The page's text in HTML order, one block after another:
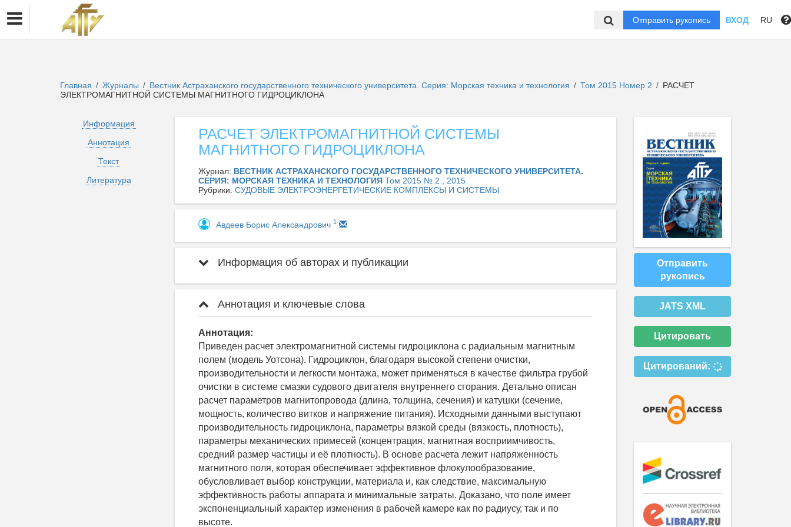
Отправить рукопись ВХОД RU
Главная / Журналы / Вестник Астраханского государственного технического университета. Серия: Морская техника и технология / Том 2015 Номер 2 / РАСЧЕТ
ЭЛЕКТРОМАГНИТНОЙ СИСТЕМЫ МАГНИТНОГО ГИДРОЦИКЛОНА
Информация
Аннотация
Текст
Литература
РАСЧЕТ ЭЛЕКТРОМАГНИТНОЙ СИСТЕМЫ
МАГНИТНОГО ГИДРОЦИКЛОНА
Журнал: ВЕСТНИК АСТРАХАНСКОГО ГОСУДАРСТВЕННОГО ТЕХНИЧЕСКОГО УНИВЕРСИТЕТА.
СЕРИЯ: МОРСКАЯ ТЕХНИКА И ТЕХНОЛОГИЯ Том 2015 № 2 , 2015
Рубрики: СУДОВЫЕ ЭЛЕКТРОЭНЕРГЕТИЧЕСКИЕ КОМПЛЕКСЫ И СИСТЕМЫ
Авдеев Борис Александрович 1
Информация об авторах и публикации
Аннотация и ключевые слова
Аннотация:
Приведен расчет электромагнитной системы гидроциклона с радиальным магнитным
полем (модель Уотсона). Гидроциклон, благодаря высокой степени очистки,
производительности и легкости монтажа, может применяться в качестве фильтра грубой
очистки в системе смазки судового двигателя внутреннего сгорания. Детально описан
расчет параметров магнитопровода (длина, толщина, сечения) и катушки (сечение,
мощность, количество витков и напряжение питания). Исходными данными выступают
производительность гидроциклона, параметры вязкой среды (вязкость, плотность),
параметры механических примесей (концентрация, магнитная восприимчивость,
средний размер частицы и её плотность). В основе расчета лежит напряженность
магнитного поля, которая обеспечивает эффективное флокулообразование,
обусловливает выбор конструкции, материала и, как следствие, максимальную
эффективность работы аппарата и минимальные затраты. Доказано, что поле имеет
экспоненциальный характер изменения в рабочей камере как по радиусу, так и по
высоте.
Отправить
рукопись
JATS XML
Цитировать
Цитирований: